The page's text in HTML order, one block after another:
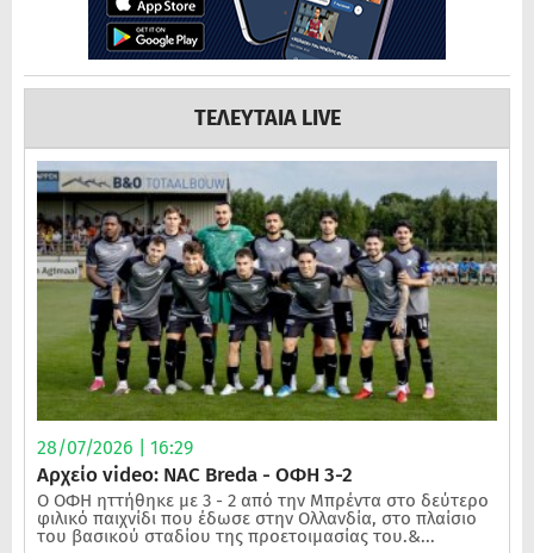
ΤΕΛΕΥΤΑΙΑ LIVE
28/07/2026 | 16:29
Αρχείο video: NAC Breda - ΟΦΗ 3-2
Ο ΟΦΗ ηττήθηκε με 3 - 2 από την Μπρέντα στο δεύτερο
φιλικό παιχνίδι που έδωσε στην Ολλανδία, στο πλαίσιο
του βασικού σταδίου της προετοιμασίας του.&...